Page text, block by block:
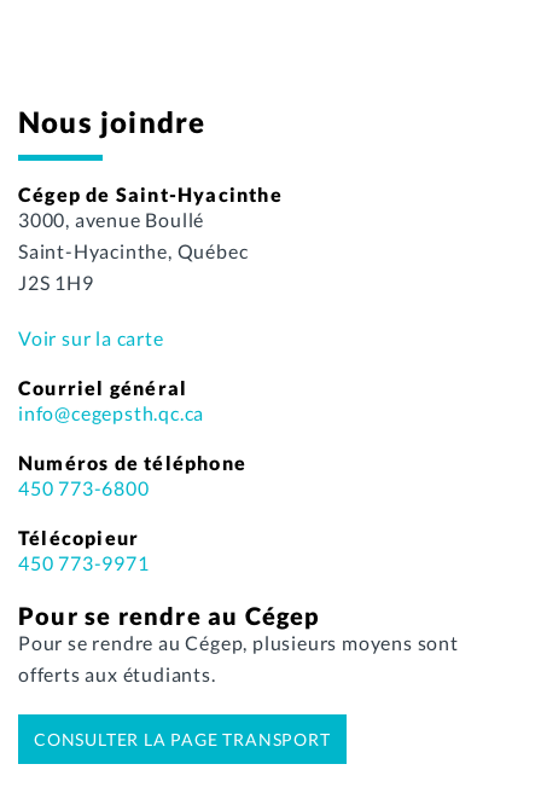
Nous joindre
Cégep de Saint-Hyacinthe
3000, avenue Boullé
Saint-Hyacinthe, Québec
J2S 1H9
Voir sur la carte
Courriel général
info@cegepsth.qc.ca
Numéros de téléphone
450 773-6800
Télécopieur
450 773-9971
Pour se rendre au Cégep
Pour se rendre au Cégep, plusieurs moyens sont
offerts aux étudiants.
CONSULTER LA PAGE TRANSPORT